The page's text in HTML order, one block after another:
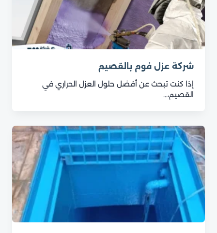
شركة عزل فوم بالقصيم
إذا كنت تبحث عن أفضل حلول العزل الحراري في
القصيم،…